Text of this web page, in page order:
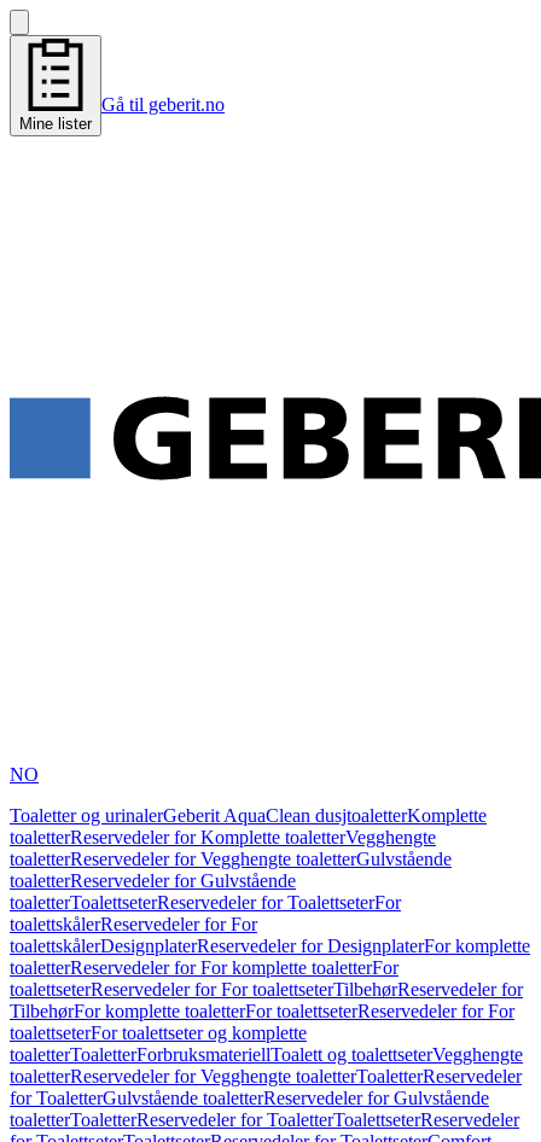
Mine lister
Gå til geberit.no
NO
Toaletter og urinalerGeberit AquaClean dusjtoaletterKomplette
toaletterReservedeler for Komplette toaletterVegghengte
toaletterReservedeler for Vegghengte toaletterGulvstående
toaletterReservedeler for Gulvstående
toaletterToalettseterReservedeler for ToalettseterFor
toalettskålerReservedeler for For
toalettskålerDesignplaterReservedeler for DesignplaterFor komplette
toaletterReservedeler for For komplette toaletterFor
toalettseterReservedeler for For toalettseterTilbehørReservedeler for
TilbehørFor komplette toaletterFor toalettseterReservedeler for For
toalettseterFor toalettseter og komplette
toaletterToaletterForbruksmateriellToalett og toalettseterVegghengte
toaletterReservedeler for Vegghengte toaletterToaletterReservedeler
for ToaletterGulvstående toaletterReservedeler for Gulvstående
toaletterToaletterReservedeler for ToaletterToalettseterReservedeler